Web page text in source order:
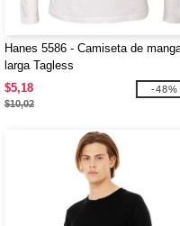
Hanes 5586 - Camiseta de
larga Tagless
$5,18
$10,02
-48%